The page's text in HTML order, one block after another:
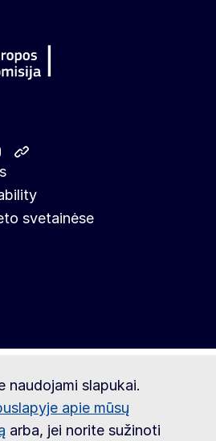
naudojami slapukai.
apie mūsų
arba, jei norite sužinoti
Youtube
svetainėse